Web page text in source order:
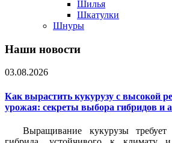
Шилья
Шкатулки
Шнуры
Наши новости
03.08.2026
Как вырастить кукурузу с высокой
урожая: секреты выбора гибридов и
Выращивание кукурузы требует